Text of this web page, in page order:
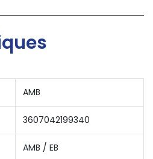
AMB
3607042199340
AMB / EB